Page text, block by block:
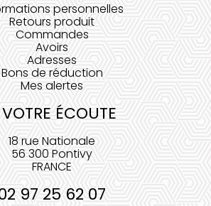
personnelles
Retours produit
Commandes
Avoirs
Adresses
Bons de réduction
Mes alertes
ÉCOUTE
18 rue Nationale
56 300 Pontivy
FRANCE
97 25 62 07